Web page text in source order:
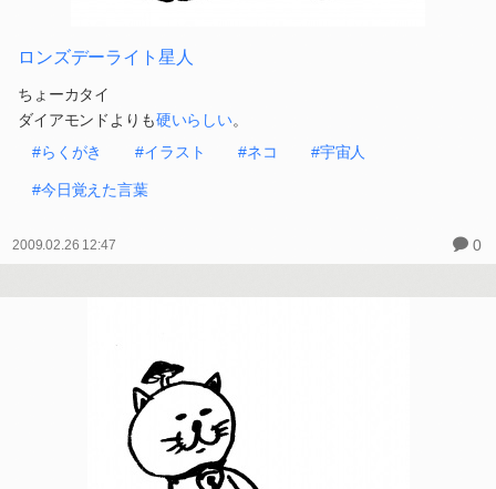
ロンズデーライト星人
ちょーカタイ
ダイアモンドよりも硬いらしい。
#らくがき
#イラスト #ネコ #宇宙人
#今日覚えた言葉
2009.02.26 12:47 0